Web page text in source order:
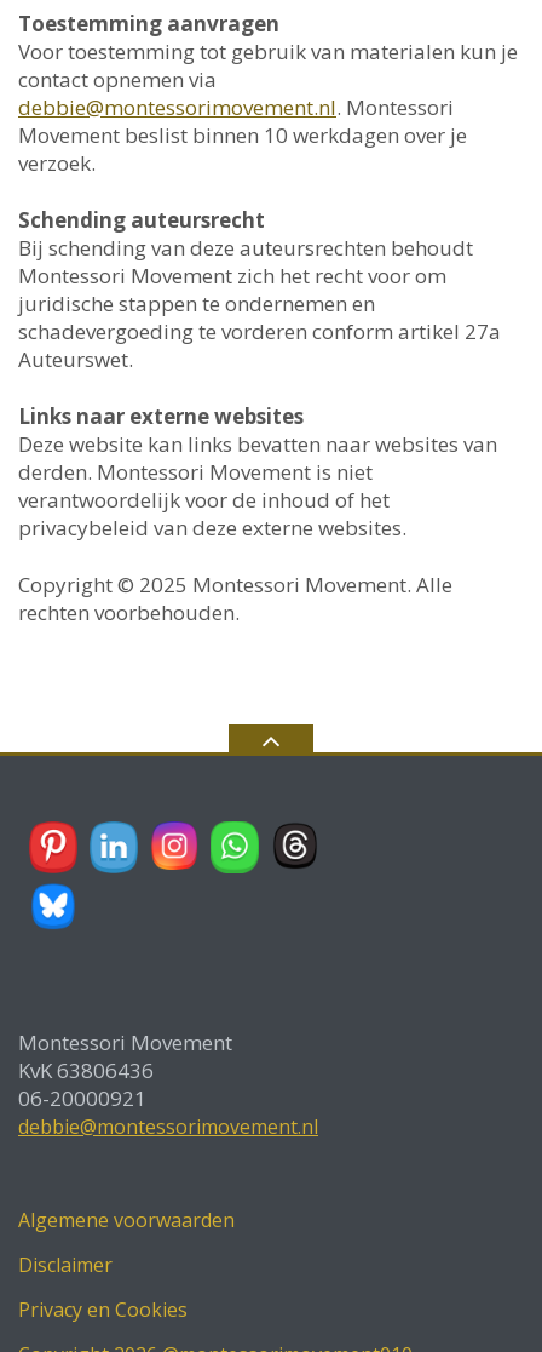
Toestemming aanvragen
Voor toestemming tot gebruik van materialen kun je
contact opnemen via
debbie@montessorimovement.nl. Montessori
Movement beslist binnen 10 werkdagen over je
verzoek.
Schending auteursrecht
Bij schending van deze auteursrechten behoudt
Montessori Movement zich het recht voor om
juridische stappen te ondernemen en
schadevergoeding te vorderen conform artikel 27a
Auteurswet.
Links naar externe websites
Deze website kan links bevatten naar websites van
derden. Montessori Movement is niet
verantwoordelijk voor de inhoud of het
privacybeleid van deze externe websites.
Copyright © 2025 Montessori Movement. Alle
rechten voorbehouden.
Montessori Movement
KvK 63806436
06-20000921
debbie@montessorimovement.nl
Algemene voorwaarden
Disclaimer
Privacy en Cookies